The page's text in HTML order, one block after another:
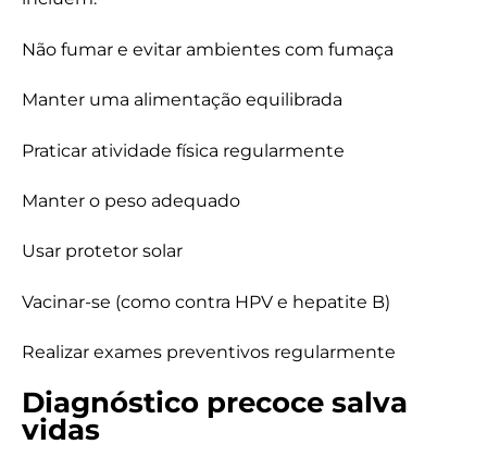
Não fumar e evitar ambientes com fumaça
Manter uma alimentação equilibrada
Praticar atividade física regularmente
Manter o peso adequado
Usar protetor solar
Vacinar-se (como contra HPV e hepatite B)
Realizar exames preventivos regularmente
Diagnóstico precoce salva
vidas